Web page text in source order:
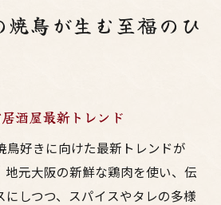
る鳥料理と焼鳥の思い出
鳥が生む至福のひ
酒屋最新トレンド
鳥好きに向けた最新トレンドが
地元大阪の新鮮な鶏肉を使い、伝
にしつつ、スパイスやタレの多様